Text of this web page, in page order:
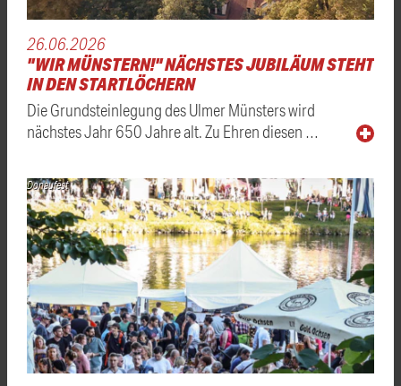
26.06.2026
"WIR MÜNSTERN!" NÄCHSTES JUBILÄUM STEHT
IN DEN STARTLÖCHERN
Die Grundsteinlegung des Ulmer Münsters wird
nächstes Jahr 650 Jahre alt. Zu Ehren diesen …
Donaufest